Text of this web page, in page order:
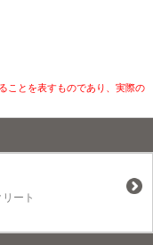
ことを表すものであり、実際の
ート